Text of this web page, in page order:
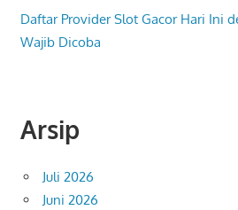
Daftar Provider Slot Gacor Hari Ini
Wajib Dicoba
Arsip
Juli 2026
Juni 2026